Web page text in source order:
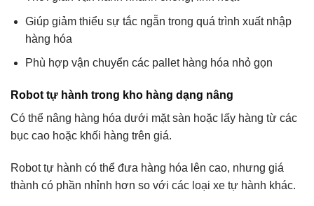
Giúp giảm thiểu sự tắc ngẵn trong quá trình xuất nhập
hàng hóa
Phù hợp vận chuyển các pallet hàng hóa nhỏ gọn
Robot tự hành trong kho hàng dạng nâng
Có thể nâng hàng hóa dưới mặt sàn hoặc lấy hàng từ các
bục cao hoặc khối hàng trên giá.
Robot tự hành có thể đưa hàng hóa lên cao, nhưng giá
thành có phần nhỉnh hơn so với các loại xe tự hành khác.